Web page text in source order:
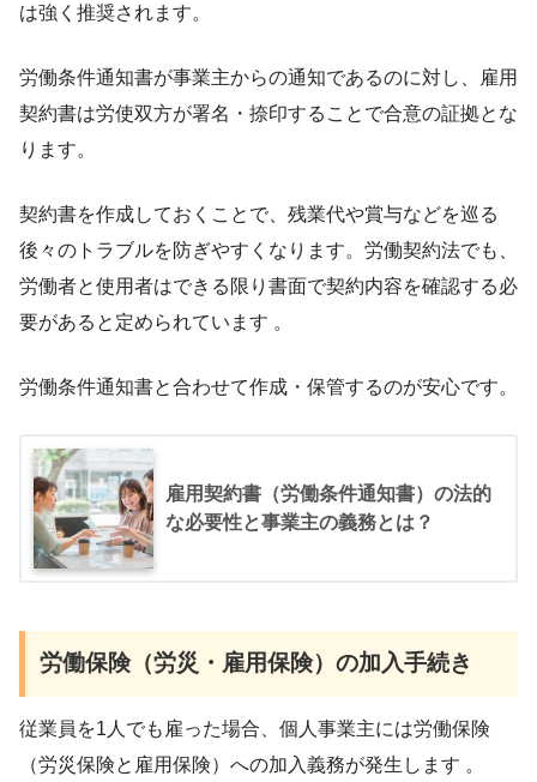
は強く推奨されます。
労働条件通知書が事業主からの通知であるのに対し、雇用
契約書は労使双方が署名・捺印することで合意の証拠とな
ります。
契約書を作成しておくことで、残業代や賞与などを巡る
後々のトラブルを防ぎやすくなります。労働契約法でも、
労働者と使用者はできる限り書面で契約内容を確認する必
要があると定められています 。
労働条件通知書と合わせて作成・保管するのが安心です。
雇用契約書（労働条件通知書）の法的
な必要性と事業主の義務とは？
労働保険（労災・雇用保険）の加入手続き
従業員を1人でも雇った場合、個人事業主には労働保険
（労災保険と雇用保険）への加入義務が発生します 。